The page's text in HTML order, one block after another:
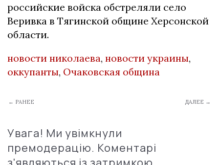
российские войска обстреляли село
Веривка в Тягинской общине Херсонской
области.
новости николаева, новости украины,
оккупанты, Очаковская община
← РАНЕЕ ДАЛЕЕ →
Увага! Ми увімкнули
премодерацію. Коментарі